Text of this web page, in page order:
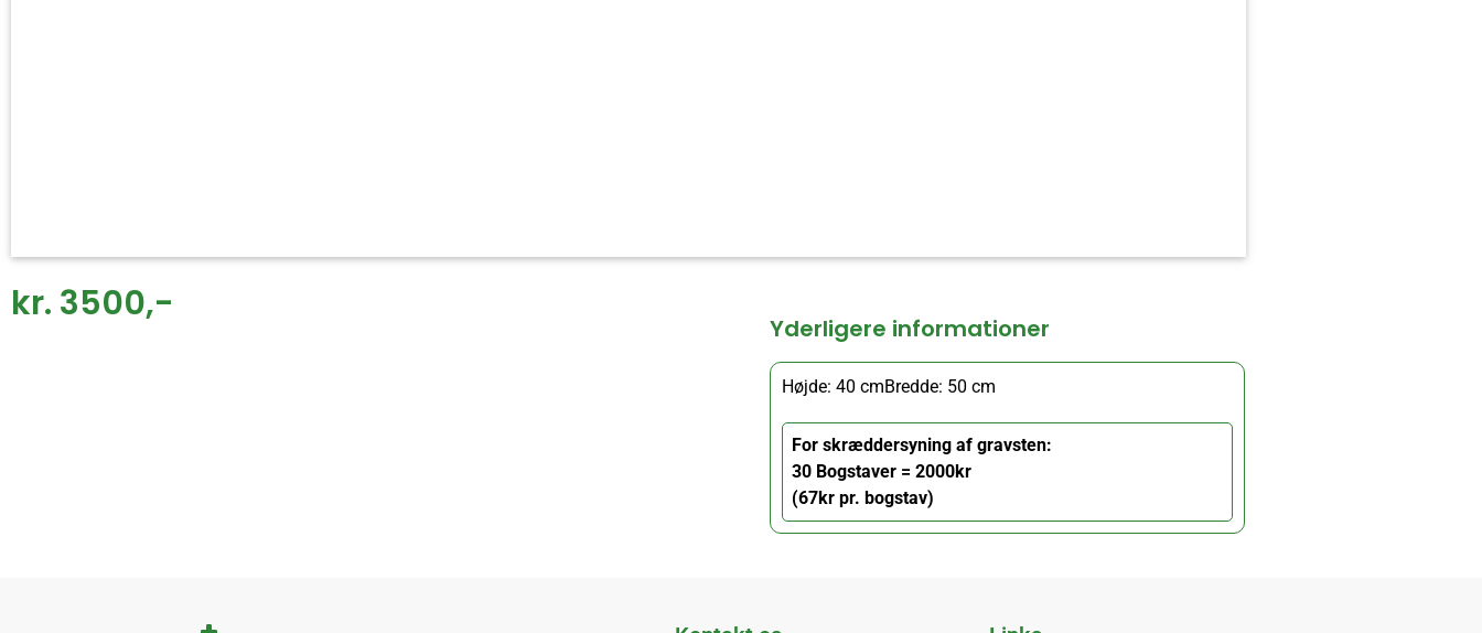
kr. 3500,-
Yderligere informationer
Højde: 40 cmBredde: 50 cm
For skræddersyning af gravsten:
30 Bogstaver = 2000kr
(67kr pr. bogstav)